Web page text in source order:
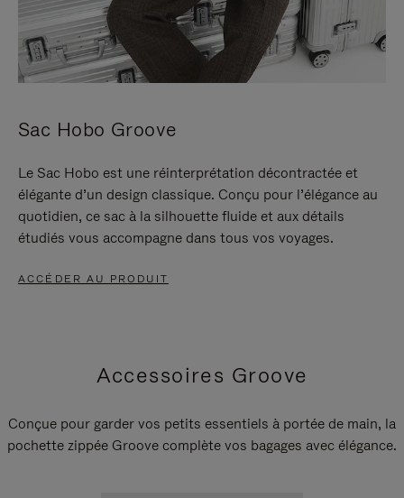
Sac Hobo Groove
Le Sac Hobo est une réinterprétation décontractée et
élégante d’un design classique. Conçu pour l’élégance au
quotidien, ce sac à la silhouette fluide et aux détails
étudiés vous accompagne dans tous vos voyages.
ACCÉDER AU PRODUIT
Accessoires Groove
Conçue pour garder vos petits essentiels à portée de main, la
pochette zippée Groove complète vos bagages avec élégance.